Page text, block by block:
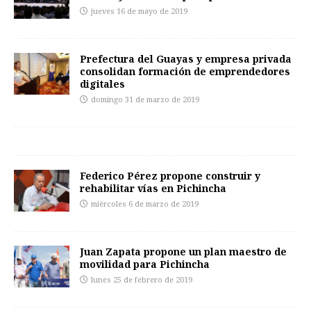
jueves 16 de mayo de 2019
Prefectura del Guayas y empresa privada
consolidan formación de emprendedores
digitales
domingo 31 de marzo de 2019
Federico Pérez propone construir y
rehabilitar vías en Pichincha
miércoles 6 de marzo de 2019
Juan Zapata propone un plan maestro de
movilidad para Pichincha
lunes 25 de febrero de 2019